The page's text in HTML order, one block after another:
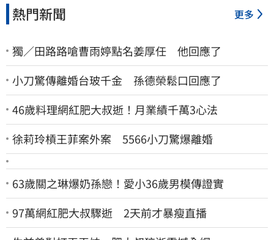
熱門新聞 更多
獨／田路路嗆曹雨婷點名姜厚任 他回應了
小刀驚傳離婚台玻千金 孫德榮鬆口回應了
46歲料理網紅肥大叔逝！月業績千萬3心法
徐莉玲槓王菲案外案 5566小刀驚爆離婚
63歲關之琳爆奶孫戀！愛小36歲男模傳證實
97萬網紅肥大叔驟逝 2天前才暴瘦直播